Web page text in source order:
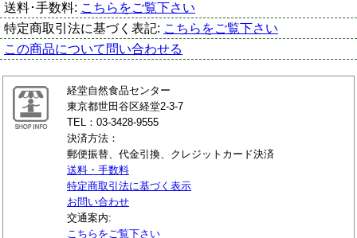
送料･手数料: こちらをご覧下さい
特定商取引法に基づく表記: こちらをご覧下さい
この商品について問い合わせる
経堂自然食品センター
東京都世田谷区経堂2-3-7
TEL：03-3428-9555
決済方法：
郵便振替、代金引換、クレジットカード決済
送料・手数料
特定商取引法に基づく表示
お問い合わせ
交通案内:
こちらをご覧下さい